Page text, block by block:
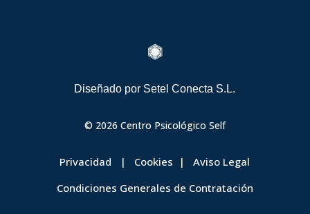

Diseñado por Setel Conecta S.L.
© 2026 Centro Psicológico Self
Privacidad | Cookies |Aviso Legal
Condiciones Generales de Contratación